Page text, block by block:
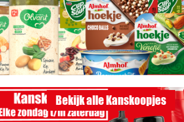
Bekijk alle Kanskoopjes